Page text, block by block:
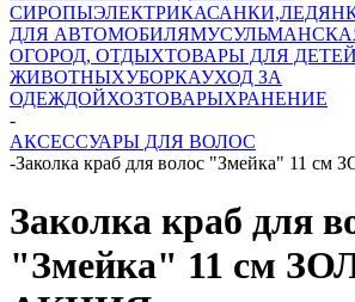
СИРОПЫЭЛЕКТРИКА
ДЛЯ АВТОМОБИЛЯ
ОГОРОД, ОТДЫХТОВАРЫ ДЛЯ ДЕТЕЙ
ЖИВОТНЫХУБОРКАУХОД ЗА
ОДЕЖДОЙХОЗТОВАРЫХРАНЕНИЕ
-
АКСЕССУАРЫ ДЛЯ ВОЛОС
-Заколка краб для волос "Змейка" 11
Заколка краб для
"Змейка" 11 см